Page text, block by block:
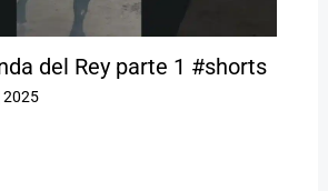
del Rey parte 1 #shorts
2025